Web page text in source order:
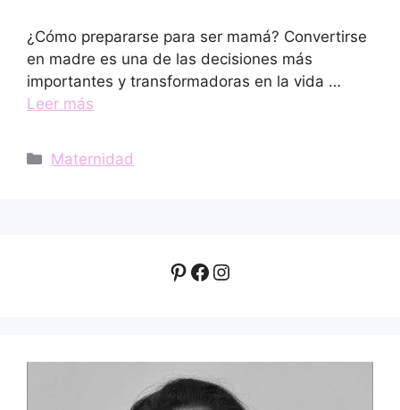
¿Cómo prepararse para ser mamá? Convertirse
en madre es una de las decisiones más
importantes y transformadoras en la vida …
Leer más
Categorías
Maternidad
Pinterest
Facebook
Instagram